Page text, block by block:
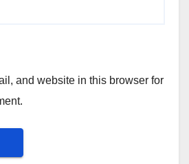
and website in this browser for